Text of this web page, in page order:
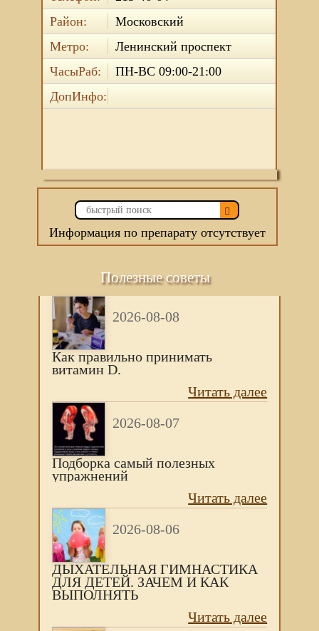
Район:
Московский
Метро:
Ленинский проспект
ЧасыРаб:
ПН-ВС 09:00-21:00
ДопИнфо:
Информация по препарату отсутствует
Полезные советы
2026-08-08
Как правильно принимать
витамин D.
Читать далее
2026-08-07
Подборка самый полезных
упражнений
Читать далее
2026-08-06
ДЫХАТЕЛЬНАЯ ГИМНАСТИКА
ДЛЯ ДЕТЕЙ. ЗАЧЕМ И КАК
ВЫПОЛНЯТЬ
Читать далее